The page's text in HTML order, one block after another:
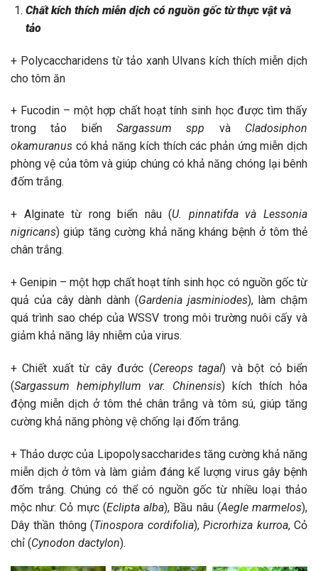
Chất kích thích miễn dịch có nguồn gốc từ thực vật và
tảo
+ Polycaccharidens từ tảo xanh Ulvans kích thích miễn dịch
cho tôm ăn
+ Fucodin – một hợp chất hoạt tính sinh học được tìm thấy
trong tảo biển Sargassum spp và Cladosiphon
okamuranus có khả năng kích thích các phản ứng miễn dịch
phòng vệ của tôm và giúp chúng có khả năng chóng lại bênh
đốm trắng.
+ Alginate từ rong biển nâu (U. pinnatifda và Lessonia
nigricans) giúp tăng cường khả năng kháng bệnh ở tôm thẻ
chân trắng.
+ Genipin – một hợp chất hoạt tính sinh học có nguồn gốc từ
quả của cây dành dành (Gardenia jasminiodes), làm chậm
quá trình sao chép của WSSV trong môi trường nuôi cấy và
giảm khả năng lây nhiễm của virus.
+ Chiết xuất từ ​​cây đước (Cereops tagal) và bột cỏ biển
(Sargassum hemiphyllum var. Chinensis) kích thích hỏa
động miễn dịch ở tôm thẻ chân trắng và tôm sú, giúp tăng
cường khả năng phòng vệ chống lại đốm trắng.
+ Thảo dược của Lipopolysaccharides tăng cường khả năng
miễn dịch ở tôm và làm giảm đáng kể lượng virus gây bệnh
đốm trắng. Chúng có thể có nguồn gốc từ nhiều loại thảo
mộc như: Cỏ mực (Eclipta alba), Bầu nâu (Aegle marmelos),
Dây thần thông (Tinospora cordifolia),Picrorhiza kurroa, Cỏ
chỉ (Cynodon dactylon).